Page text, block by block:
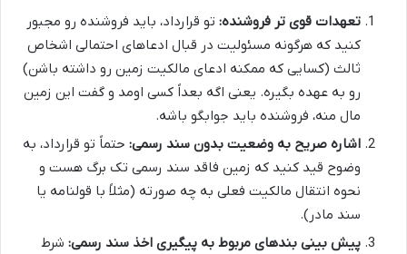
تعهدات قوی تر فروشنده: تو قرارداد، باید فروشنده رو مجبور
کنید که هرگونه مسئولیت در قبال ادعاهای احتمالی اشخاص
ثالث (کسایی که ممکنه ادعای مالکیت زمین رو داشته باشن)
رو به عهده بگیره. یعنی اگه بعداً کسی اومد و گفت این زمین
مال منه، فروشنده باید جوابگو باشه.
اشاره صریح به وضعیت بدون سند رسمی: حتماً تو قرارداد، به
وضوح قید کنید که زمین فاقد سند رسمی تک برگ هست و
نحوه انتقال مالکیت فعلی به چه صورته (مثلاً با قولنامه یا
سند مادر).
پیش بینی بندهای مربوط به پیگیری اخذ سند رسمی: شرط